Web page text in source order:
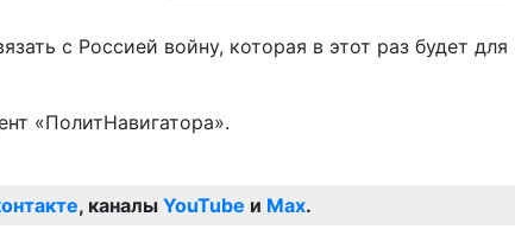
с Россией войну, которая в этот раз будет для
«ПолитНавигатора».
, каналы YouTube и Max.